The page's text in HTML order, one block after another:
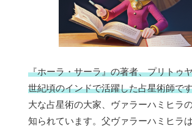
『ホーラ・サーラ』の著者、プリトゥ
世紀頃のインドで活躍した占星術師で
大な占星術の大家、ヴァラーハミヒラ
知られています。父ヴァラーハミヒラ